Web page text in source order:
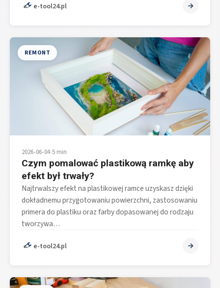
e-tool24.pl
REMONT
2026-06-04•5 min
Czym pomalować plastikową ramkę aby
efekt był trwały?
Najtrwalszy efekt na plastikowej ramce uzyskasz dzięki
dokładnemu przygotowaniu powierzchni, zastosowaniu
primera do plastiku oraz farby dopasowanej do rodzaju
tworzywa…
e-tool24.pl